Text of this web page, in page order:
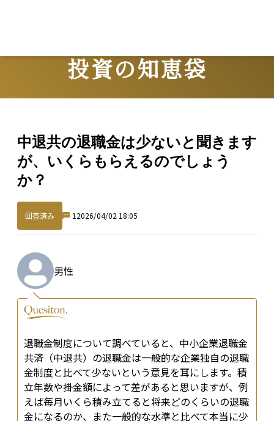
投資の知恵袋
中退共の退職金は少ないと聞きます
が、いくらもらえるのでしょう
か？
回答済み 1 2026/04/02 18:05
男性
退職金制度について調べていると、中小企業退職金
共済（中退共）の退職金は一般的な企業独自の退職
金制度と比べて少ないという意見を耳にします。積
立年数や掛金額によって差があると思いますが、例
えば毎月いくら積み立てると将来どのくらいの退職
金になるのか、また一般的な水準と比べて本当に少